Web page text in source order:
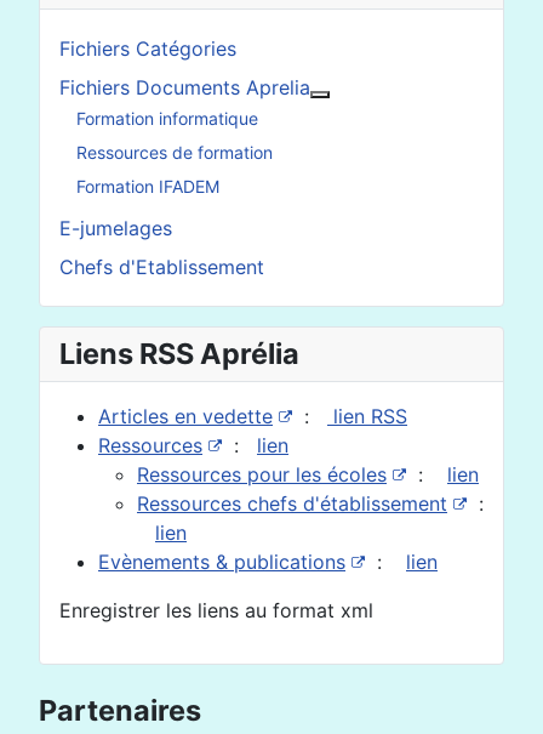
Fichiers Catégories
Fichiers Documents Aprelia
Formation informatique
Ressources de formation
Formation IFADEM
E-jumelages
Chefs d'Etablissement
Liens RSS Aprélia
Articles en vedette :
lien RSS
Ressources
: lien
Ressources pour les écoles
: lien
Ressources chefs d'établissement
:
lien
Evènements & publications
: lien
Enregistrer les liens au format xml
Partenaires